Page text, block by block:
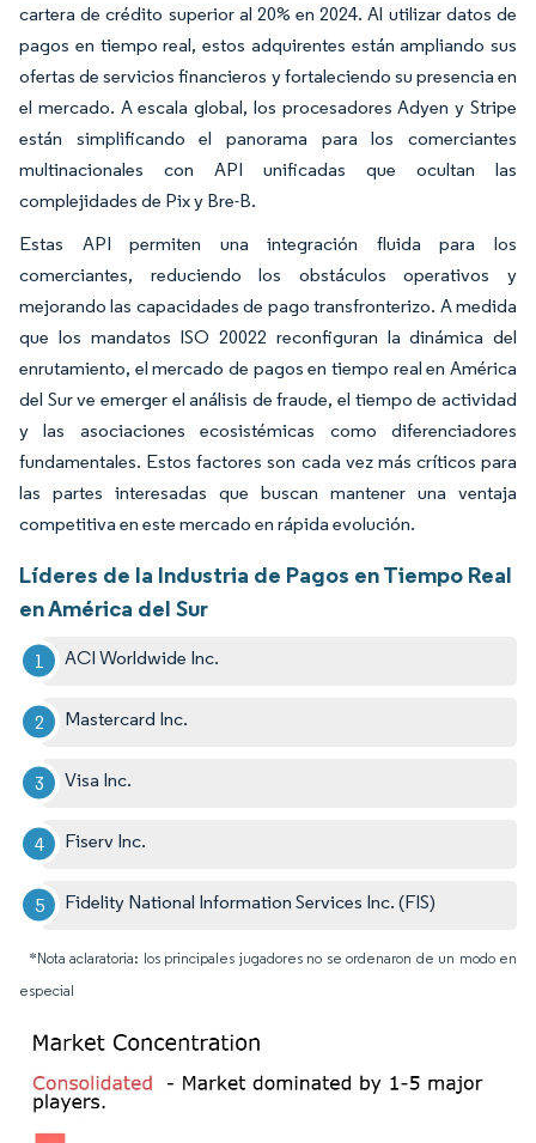
cartera de crédito superior al 20% en 2024. Al utilizar datos de
pagos en tiempo real, estos adquirentes están ampliando sus
ofertas de servicios financieros y fortaleciendo su presencia en
el mercado. A escala global, los procesadores Adyen y Stripe
están simplificando el panorama para los comerciantes
multinacionales con API unificadas que ocultan las
complejidades de Pix y Bre-B.
Estas API permiten una integración fluida para los
comerciantes, reduciendo los obstáculos operativos y
mejorando las capacidades de pago transfronterizo. A medida
que los mandatos ISO 20022 reconfiguran la dinámica del
enrutamiento, el mercado de pagos en tiempo real en América
del Sur ve emerger el análisis de fraude, el tiempo de actividad
y las asociaciones ecosistémicas como diferenciadores
fundamentales. Estos factores son cada vez más críticos para
las partes interesadas que buscan mantener una ventaja
competitiva en este mercado en rápida evolución.
Líderes de la Industria de Pagos en Tiempo Real
en América del Sur
ACI Worldwide Inc.
Mastercard Inc.
Visa Inc.
Fiserv Inc.
Fidelity National Information Services Inc. (FIS)
*Nota aclaratoria: los principales jugadores no se ordenaron de un modo en
especial